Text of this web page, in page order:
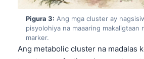
Pigura 3: Ang mga cluster ay
pisyolohiya na maaaring makaligtaan
marker.
Ang metabolic cluster na madalas